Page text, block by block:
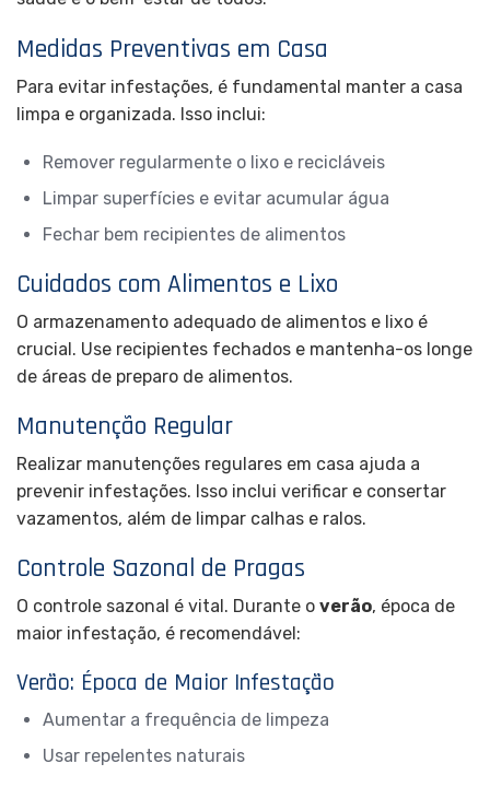
Medidas Preventivas em Casa
Para evitar infestações, é fundamental manter a casa
limpa e organizada. Isso inclui:
Remover regularmente o lixo e recicláveis
Limpar superfícies e evitar acumular água
Fechar bem recipientes de alimentos
Cuidados com Alimentos e Lixo
O armazenamento adequado de alimentos e lixo é
crucial. Use recipientes fechados e mantenha-os longe
de áreas de preparo de alimentos.
Manutenção Regular
Realizar manutenções regulares em casa ajuda a
prevenir infestações. Isso inclui verificar e consertar
vazamentos, além de limpar calhas e ralos.
Controle Sazonal de Pragas
O controle sazonal é vital. Durante o verão, época de
maior infestação, é recomendável:
Verão: Época de Maior Infestação
Aumentar a frequência de limpeza
Usar repelentes naturais